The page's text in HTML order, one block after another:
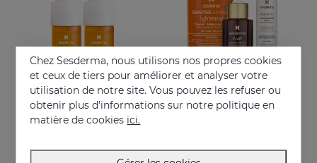
Acheter
Monodose intensive de choc
Acheter
Chez Sesderma, nous utilisons nos propres cookies
et ceux de tiers pour améliorer et analyser votre
utilisation de notre site. Vous pouvez les refuser ou
obtenir plus d'informations sur notre politique en
matière de cookies ici.